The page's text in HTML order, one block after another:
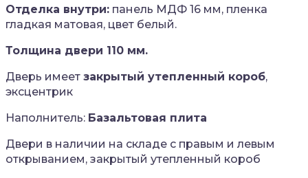
Отделка внутри: панель МДФ 16 мм, пленка
гладкая матовая, цвет белый.
Толщина двери 110 мм.
Дверь имеет закрытый утепленный короб,
эксцентрик
Наполнитель: Базальтовая плита
Двери в наличии на складе с правым и левым
открыванием, закрытый утепленный короб